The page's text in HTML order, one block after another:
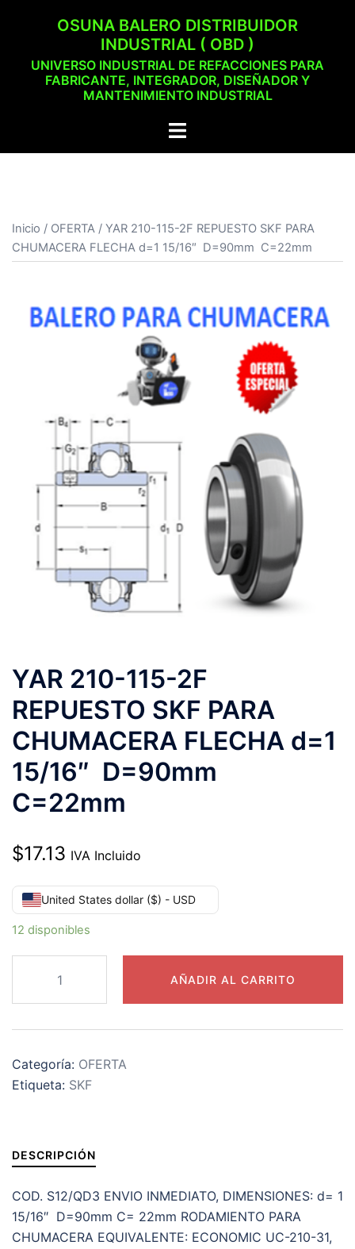
OSUNA BALERO DISTRIBUIDOR
INDUSTRIAL ( OBD )
UNIVERSO INDUSTRIAL DE REFACCIONES PARA
FABRICANTE, INTEGRADOR, DISEÑADOR Y
MANTENIMIENTO INDUSTRIAL
Alternar
Inicio / OFERTA / YAR 210-115-2F REPUESTO SKF PARA
CHUMACERA FLECHA d=1 15/16″ D=90mm C=22mm
YAR 210-115-2F
REPUESTO SKF PARA
CHUMACERA FLECHA d=1
15/16″ D=90mm
C=22mm
$17.13 IVA Incluido
United States dollar ($) - USD
12 disponibles
115-
2F
SKF
PARA
d=1
15/16"
D=90mm
C=22mm
cantidad
AÑADIR AL CARRITO
Categoría: OFERTA
Etiqueta: SKF
DESCRIPCIÓN
COD. S12/QD3 ENVIO INMEDIATO, DIMENSIONES: d= 1
15/16″ D=90mm C= 22mm RODAMIENTO PARA
CHUMACERA EQUIVALENTE: ECONOMIC UC-210-31,